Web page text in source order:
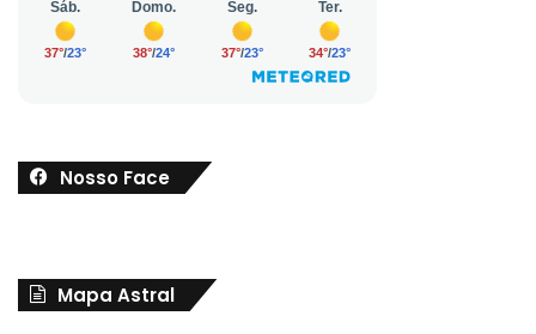
Nosso Face
Mapa Astral